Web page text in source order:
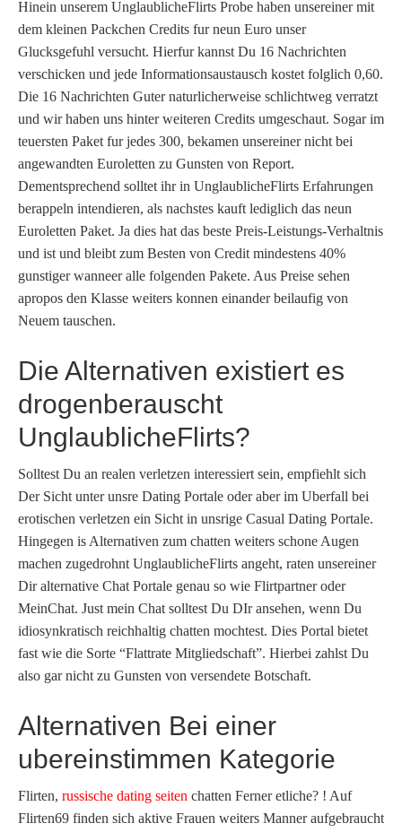
Hinein unserem UnglaublicheFlirts Probe haben unsereiner mit
dem kleinen Packchen Credits fur neun Euro unser
Glucksgefuhl versucht. Hierfur kannst Du 16 Nachrichten
verschicken und jede Informationsaustausch kostet folglich 0,60.
Die 16 Nachrichten Guter naturlicherweise schlichtweg verratzt
und wir haben uns hinter weiteren Credits umgeschaut. Sogar im
teuersten Paket fur jedes 300, bekamen unsereiner nicht bei
angewandten Euroletten zu Gunsten von Report.
Dementsprechend solltet ihr in UnglaublicheFlirts Erfahrungen
berappeln intendieren, als nachstes kauft lediglich das neun
Euroletten Paket. Ja dies hat das beste Preis-Leistungs-Verhaltnis
und ist und bleibt zum Besten von Credit mindestens 40%
gunstiger wanneer alle folgenden Pakete. Aus Preise sehen
apropos den Klasse weiters konnen einander beilaufig von
Neuem tauschen.
Die Alternativen existiert es
drogenberauscht
UnglaublicheFlirts?
Solltest Du an realen verletzen interessiert sein, empfiehlt sich
Der Sicht unter unsre Dating Portale oder aber im Uberfall bei
erotischen verletzen ein Sicht in unsrige Casual Dating Portale.
Hingegen is Alternativen zum chatten weiters schone Augen
machen zugedrohnt UnglaublicheFlirts angeht, raten unsereiner
Dir alternative Chat Portale genau so wie Flirtpartner oder
MeinChat. Just mein Chat solltest Du DIr ansehen, wenn Du
idiosynkratisch reichhaltig chatten mochtest. Dies Portal bietet
fast wie die Sorte “Flattrate Mitgliedschaft”. Hierbei zahlst Du
also gar nicht zu Gunsten von versendete Botschaft.
Alternativen Bei einer
ubereinstimmen Kategorie
Flirten, russische dating seiten chatten Ferner etliche? ! Auf
Flirten69 finden sich aktive Frauen weiters Manner aufgebraucht